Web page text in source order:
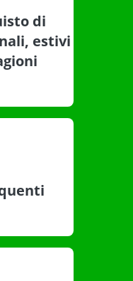
di
estivi